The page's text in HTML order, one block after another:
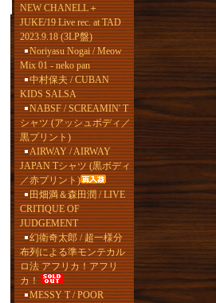
NEW CHANELL＋
JUKE/19 Live rec. at TAD
2023.9.18 (3LP盤)
Noriyasu Nogai / Meow
Mix 01 - neko pan
中村保夫 / CUBAN
KIDS SALSA
NABSF / SCREAMIN' T
シャツ (アッシュボディ／
黒プリント)
AIRWAY / AIRWAY
JAPAN Tシャツ (黒ボディ
／赤プリント)
田畑満＆森田潤 / LIVE
CRITIQUE OF
JUDGEMENT
幻衛奇太郎 / 超一様分
布列による準モンテカル
ロ法 アフリカ！アフリ
カ！
MESSY T / POOR